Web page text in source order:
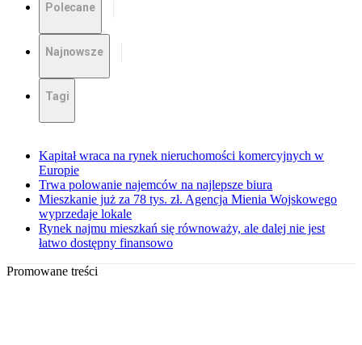
Polecane
Najnowsze
Tagi
Kapitał wraca na rynek nieruchomości komercyjnych w
Europie
Trwa polowanie najemców na najlepsze biura
Mieszkanie już za 78 tys. zł. Agencja Mienia Wojskowego
wyprzedaje lokale
Rynek najmu mieszkań się równoważy, ale dalej nie jest
łatwo dostępny finansowo
Promowane treści